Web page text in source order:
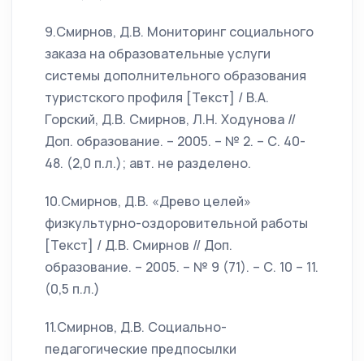
9.Смирнов, Д.В. Мониторинг социального
заказа на образовательные услуги
системы дополнительного образования
туристского профиля [Текст] / В.А.
Горский, Д.В. Смирнов, Л.Н. Ходунова //
Доп. образование. – 2005. – № 2. – С. 40-
48. (2,0 п.л.); авт. не разделено.
10.Смирнов, Д.В. «Древо целей»
физкультурно-оздоровительной работы
[Текст] / Д.В. Смирнов // Доп.
образование. – 2005. – № 9 (71). – С. 10 – 11.
(0,5 п.л.)
11.Смирнов, Д.В. Социально-
педагогические предпосылки